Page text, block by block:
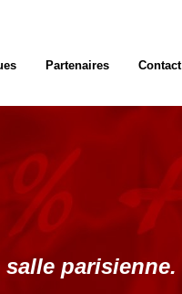
parisienne.
Partenaires Contact